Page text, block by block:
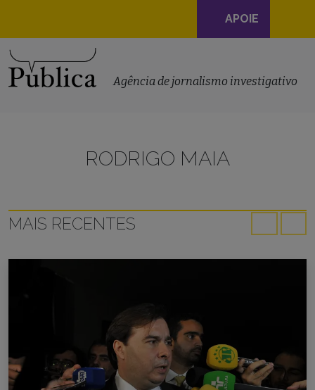
Navegação
principal
APOIE
Agência de jornalismo investigativo
RODRIGO MAIA
MAIS RECENTES